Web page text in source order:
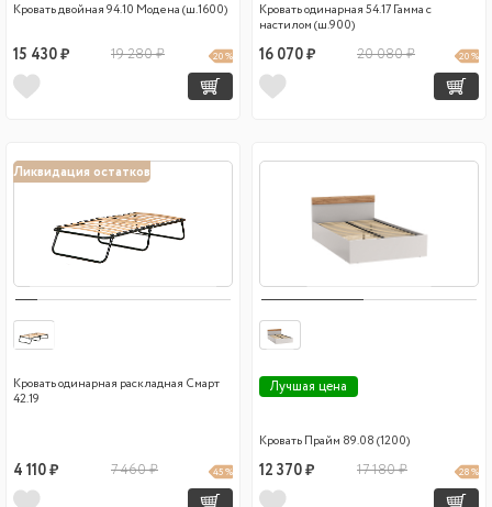
Кровать двойная 94.10 Модена (ш.1600)
15 430 ₽ 19 280 ₽ 20 %
Кровать одинарная 54.17 Гамма с
настилом (ш.900)
16 070 ₽ 20 080 ₽ 20 %
Ликвидация остатков
Кровать одинарная раскладная Смарт
42.19
4 110 ₽ 7 460 ₽ 45 %
Лучшая цена
Кровать Прайм 89.08 (1200)
12 370 ₽ 17 180 ₽ 28 %